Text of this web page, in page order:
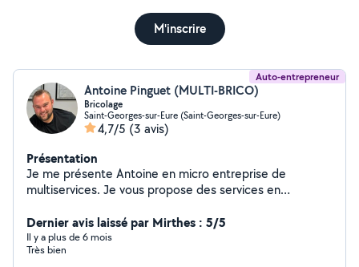
M'inscrire
Auto-entrepreneur
Antoine Pinguet (MULTI-BRICO)
Bricolage
Saint-Georges-sur-Eure (Saint-Georges-sur-Eure)
4,7/5 (3 avis)
Présentation
Je me présente Antoine en micro entreprise de
multiservices. Je vous propose des services en
service a la personne ( SAP) déduction fiscale 50%.
N'hésitez pas à me contacter.
Dernier avis laissé par Mirthes : 5/5
Il y a plus de 6 mois
Très bien